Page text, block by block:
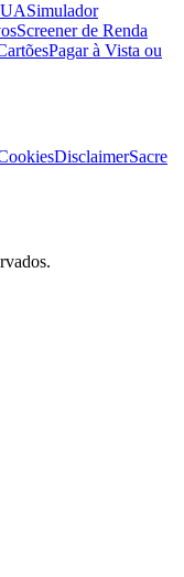
Simulador
Screener de Renda
Pagar à Vista ou
DisclaimerSacre